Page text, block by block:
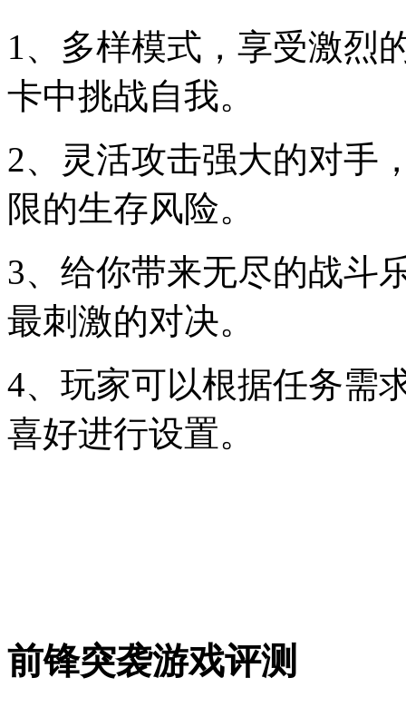
1、多样模式，享受激烈
卡中挑战自我。
2、灵活攻击强大的对手
限的生存风险。
3、给你带来无尽的战斗
最刺激的对决。
4、玩家可以根据任务需
喜好进行设置。
前锋突袭游戏评测